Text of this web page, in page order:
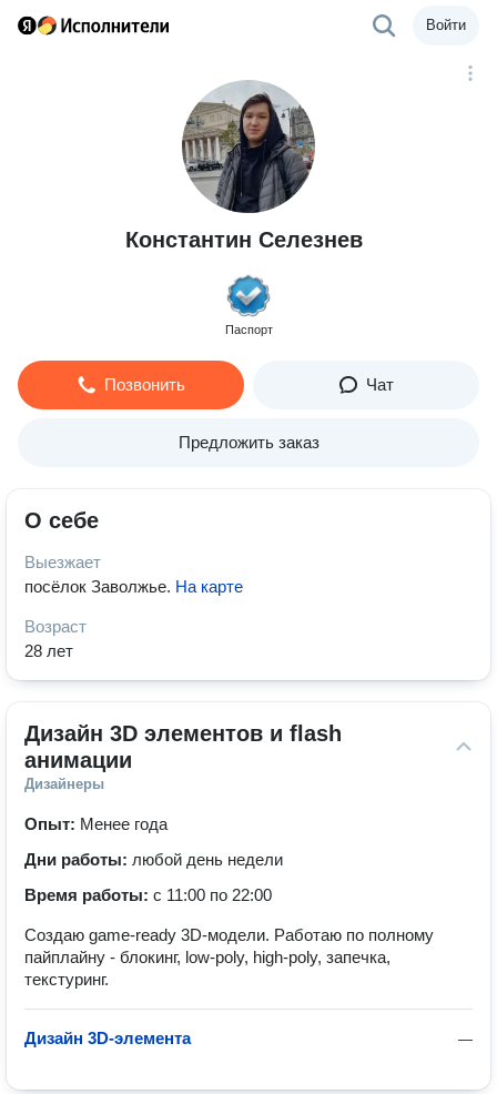
Войти
Константин Селезнев
Паспорт
Позвонить Чат
Предложить заказ
О себе
Выезжает
посёлок Заволжье. На карте
Возраст
28 лет
Дизайн 3D элементов и flash
анимации
Дизайнеры
Опыт: Менее года
Дни работы: любой день недели
Время работы: с 11:00 по 22:00
Создаю game-ready 3D-модели. Работаю по полному
пайплайну - блокинг, low-poly, high-poly, запечка,
текстуринг.
—
Дизайн 3D-элемента